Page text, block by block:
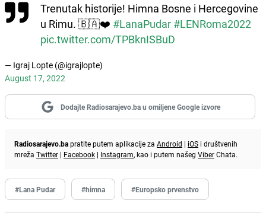
Trenutak historije! Himna Bosne i Hercegovine
u Rimu. 🇧🇦❤️ #LanaPudar #LENRoma2022
pic.twitter.com/TPBknISBuD
— Igraj Lopte (@igrajlopte)
August 17, 2022
Dodajte Radiosarajevo.ba u omiljene Google izvore
Radiosarajevo.bapratite putem aplikacije za Android | iOS i društvenih
mreža Twitter | Facebook | Instagram, kao i putem našeg ViberChata.
#Lana Pudar #himna #Europsko prvenstvo